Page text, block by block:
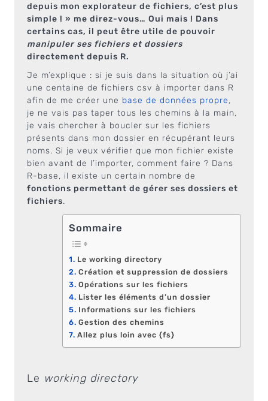
depuis mon explorateur de fichiers, c’est plus
simple ! » me direz-vous… Oui mais ! Dans
certains cas, il peut être utile de pouvoir
manipuler ses fichiers et dossiers
directement depuis R.
Je m’explique : si je suis dans la situation où j’ai
une centaine de fichiers csv à importer dans R
afin de me créer une base de données propre,
je ne vais pas taper tous les chemins à la main,
je vais chercher à boucler sur les fichiers
présents dans mon dossier en récupérant leurs
noms. Si je veux vérifier que mon fichier existe
bien avant de l’importer, comment faire ? Dans
R-base, il existe un certain nombre de
fonctions permettant de gérer ses dossiers et
fichiers.
Sommaire
Le working directory
Création et suppression de dossiers
Opérations sur les fichiers
Lister les éléments d’un dossier
Informations sur les fichiers
Gestion des chemins
Allez plus loin avec {fs}
Le working directory